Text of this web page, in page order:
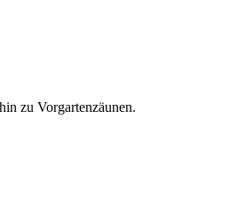
zu Vorgartenzäunen.